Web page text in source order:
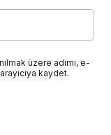
üzere adımı, e-
kaydet.